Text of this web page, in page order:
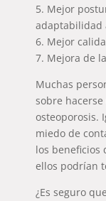
5. Mejor
adaptabilidad
6. Mejor
7. Mejora de
Muchas
sobre
osteoporosis.
miedo de
los beneficios
ellos podrían
¿Es seguro